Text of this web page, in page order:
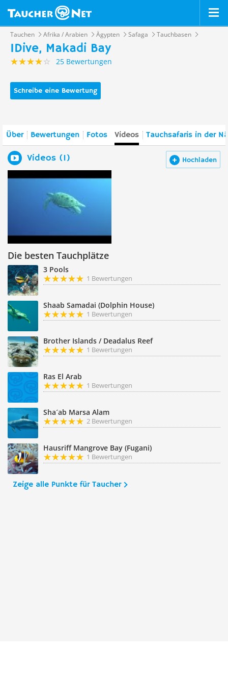
Tauchen Afrika / Arabien Ägypten Safaga Tauchbasen
IDive, Makadi Bay
25 Bewertungen
Schreibe eine Bewertung
Über Bewertungen Fotos Videos Tauchsafaris in der
Hochladen
Videos (1)
Die besten Tauchplätze
3 Pools
1 Bewertungen
Shaab Samadai (Dolphin House)
1 Bewertungen
Brother Islands / Deadalus Reef
1 Bewertungen
Ras El Arab
1 Bewertungen
Sha´ab Marsa Alam
2 Bewertungen
Hausriff Mangrove Bay (Fugani)
1 Bewertungen
Zeige alle Punkte für Taucher